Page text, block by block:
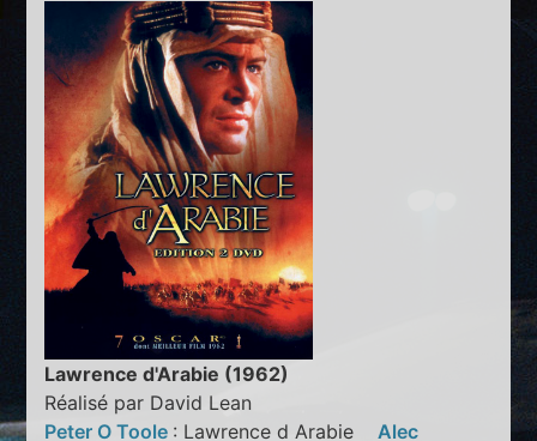
Lawrence d'Arabie (1962)
Réalisé par David Lean
Peter O Toole : Lawrence d Arabie Alec